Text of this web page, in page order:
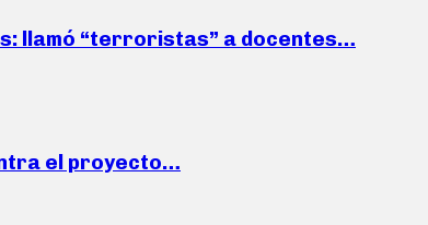
llamó “terroristas” a docentes…
el proyecto…